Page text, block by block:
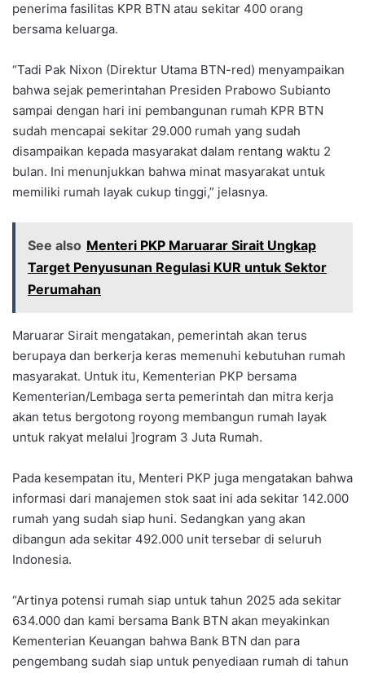
penerima fasilitas KPR BTN atau sekitar 400 orang
bersama keluarga.
“Tadi Pak Nixon (Direktur Utama BTN-red) menyampaikan
bahwa sejak pemerintahan Presiden Prabowo Subianto
sampai dengan hari ini pembangunan rumah KPR BTN
sudah mencapai sekitar 29.000 rumah yang sudah
disampaikan kepada masyarakat dalam rentang waktu 2
bulan. Ini menunjukkan bahwa minat masyarakat untuk
memiliki rumah layak cukup tinggi,” jelasnya.
See also Menteri PKP Maruarar Sirait Ungkap
Target Penyusunan Regulasi KUR untuk Sektor
Perumahan
Maruarar Sirait mengatakan, pemerintah akan terus
berupaya dan berkerja keras memenuhi kebutuhan rumah
masyarakat. Untuk itu, Kementerian PKP bersama
Kementerian/Lembaga serta pemerintah dan mitra kerja
akan tetus bergotong royong membangun rumah layak
untuk rakyat melalui ]rogram 3 Juta Rumah.
Pada kesempatan itu, Menteri PKP juga mengatakan bahwa
informasi dari manajemen stok saat ini ada sekitar 142.000
rumah yang sudah siap huni. Sedangkan yang akan
dibangun ada sekitar 492.000 unit tersebar di seluruh
Indonesia.
“Artinya potensi rumah siap untuk tahun 2025 ada sekitar
634.000 dan kami bersama Bank BTN akan meyakinkan
Kementerian Keuangan bahwa Bank BTN dan para
pengembang sudah siap untuk penyediaan rumah di tahun